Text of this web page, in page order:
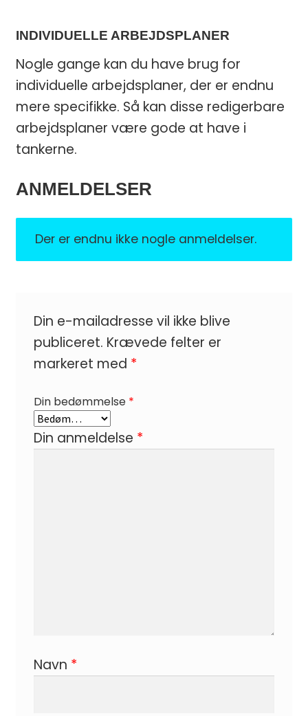
INDIVIDUELLE ARBEJDSPLANER
Nogle gange kan du have brug for
individuelle arbejdsplaner, der er endnu
mere specifikke. Så kan disse redigerbare
arbejdsplaner være gode at have i
tankerne.
ANMELDELSER
Der er endnu ikke nogle anmeldelser.
Din e-mailadresse vil ikke blive
publiceret. Krævede felter er
markeret med *
Din bedømmelse *
Din anmeldelse *
Navn *